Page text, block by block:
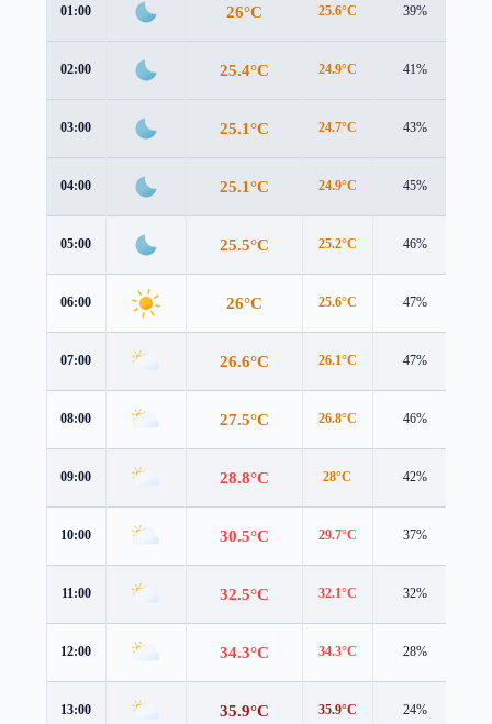
01:00 26°C 25.6°C 39%
02:00 25.4°C 24.9°C 41%
03:00 25.1°C 24.7°C 43%
04:00 25.1°C 24.9°C 45%
05:00 25.5°C 25.2°C 46%
06:00 26°C 25.6°C 47%
07:00 26.6°C 26.1°C 47%
08:00 27.5°C 26.8°C 46%
09:00 28.8°C 28°C 42%
10:00 30.5°C 29.7°C 37%
11:00 32.5°C 32.1°C 32%
12:00 34.3°C 34.3°C 28%
13:00 35.9°C 35.9°C 24%